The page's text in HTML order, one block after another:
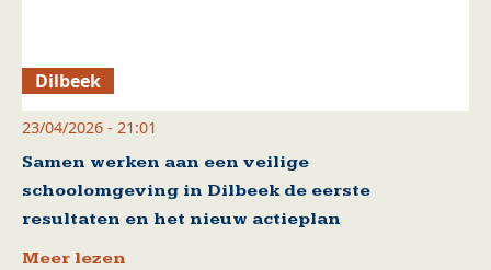
Dilbeek
23/04/2026 - 21:01
Samen werken aan een veilige
schoolomgeving in Dilbeek de eerste
resultaten en het nieuw actieplan
Meer lezen